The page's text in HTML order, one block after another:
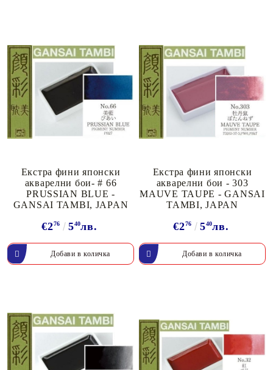
Екстра фини японски
акварелни бои- # 66
PRUSSIAN BLUE -
GANSAI TAMBI, JAPAN
€276 540лв.
Екстра фини японски
акварелни бои - 303
MAUVE TAUPE - GANSAI
TAMBI, JAPAN
€276 540лв.